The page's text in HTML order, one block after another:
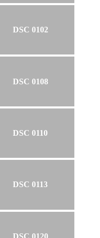
DSC 0102
DSC 0108
DSC 0110
DSC 0113
DSC 0120